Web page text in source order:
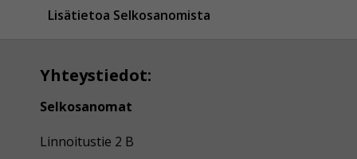
Lisätietoa Selkosanomista
Yhteystiedot:
Selkosanomat
Linnoitustie 2 B